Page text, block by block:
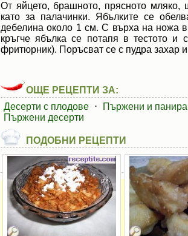
От яйцето, брашното, прясното мляко,
като за палачинки. Ябълките се
дебелина около 1 см. С върха на ножа
кръгче ябълка се потапя в тестото
фритюрник). Поръсват се с пудра захар
ОЩЕ РЕЦЕПТИ ЗА:
Десерти с плодове ⋅ Пържени и
Пържени десерти
ПОДОБНИ РЕЦЕПТИ